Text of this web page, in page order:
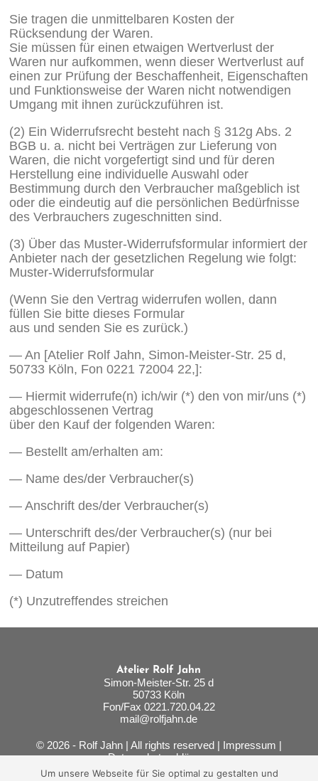
Sie tragen die unmittelbaren Kosten der
Rücksendung der Waren.
Sie müssen für einen etwaigen Wertverlust der
Waren nur aufkommen, wenn dieser Wertverlust auf
einen zur Prüfung der Beschaffenheit, Eigenschaften
und Funktionsweise der Waren nicht notwendigen
Umgang mit ihnen zurückzuführen ist.
(2) Ein Widerrufsrecht besteht nach § 312g Abs. 2
BGB u. a. nicht bei Verträgen zur Lieferung von
Waren, die nicht vorgefertigt sind und für deren
Herstellung eine individuelle Auswahl oder
Bestimmung durch den Verbraucher maßgeblich ist
oder die eindeutig auf die persönlichen Bedürfnisse
des Verbrauchers zugeschnitten sind.
(3) Über das Muster-Widerrufsformular informiert der
Anbieter nach der gesetzlichen Regelung wie folgt:
Muster-Widerrufsformular
(Wenn Sie den Vertrag widerrufen wollen, dann
füllen Sie bitte dieses Formular
aus und senden Sie es zurück.)
— An [Atelier Rolf Jahn, Simon-Meister-Str. 25 d,
50733 Köln, Fon 0221 72004 22,]:
— Hiermit widerrufe(n) ich/wir (*) den von mir/uns (*)
abgeschlossenen Vertrag
über den Kauf der folgenden Waren:
— Bestellt am/erhalten am:
— Name des/der Verbraucher(s)
— Anschrift des/der Verbraucher(s)
— Unterschrift des/der Verbraucher(s) (nur bei
Mitteilung auf Papier)
— Datum
(*) Unzutreffendes streichen
Atelier Rolf Jahn
Simon-Meister-Str. 25 d
50733 Köln
Fon/Fax 0221.720.04.22
mail@rolfjahn.de
© 2026 - Rolf Jahn | All rights reserved | Impressum |
Datenschutzerklärung
Um unsere Webseite für Sie optimal zu gestalten und